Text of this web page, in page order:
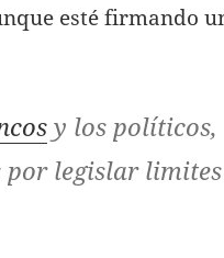
esté firmando
y los políticos,
por legislar